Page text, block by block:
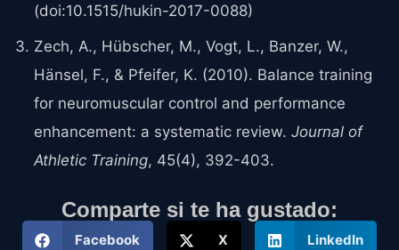
(doi:10.1515/hukin-2017-0088)
Zech, A., Hübscher, M., Vogt, L., Banzer, W.,
Hänsel, F., & Pfeifer, K. (2010). Balance training
for neuromuscular control and performance
enhancement: a systematic review. Journal of
Athletic Training, 45(4), 392-403.
Comparte si te ha gustado:
Facebook X LinkedIn